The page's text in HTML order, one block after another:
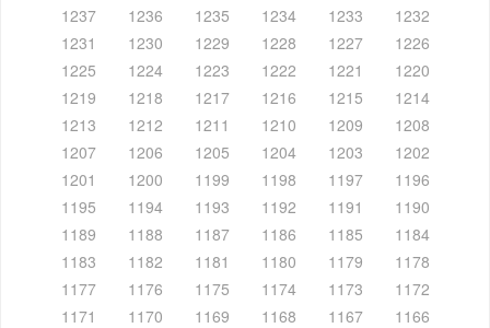
1237
1236 1235 1234 1233
1232
1231
1230 1229 1228 1227
1226
1225
1224 1223 1222 1221
1220
1219
1218 1217 1216 1215
1214
1213
1212 1211 1210 1209
1208
1207
1206 1205 1204 1203
1202
1201
1200 1199 1198 1197
1196
1195
1194 1193 1192 1191
1190
1189
1188 1187 1186 1185
1184
1183
1182 1181 1180 1179
1178
1177
1176 1175 1174 1173
1172
1171
1170 1169 1168 1167
1166